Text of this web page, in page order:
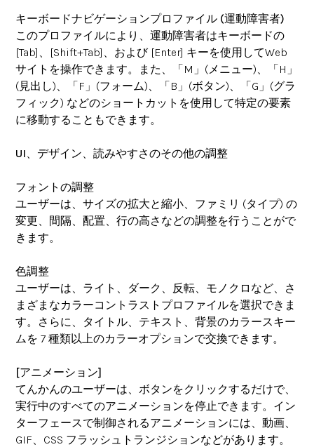
キーボードナビゲーションプロファイル (運動障害者)
このプロファイルにより、運動障害者はキーボードの
[Tab]、[Shift+Tab]、および [Enter] キーを使用してWeb
サイトを操作できます。また、「M」(メニュー)、「H」
(見出し)、「F」(フォーム)、「B」(ボタン)、「G」(グラ
フィック) などのショートカットを使用して特定の要素
に移動することもできます。
UI、デザイン、読みやすさのその他の調整
フォントの調整
ユーザーは、サイズの拡大と縮小、ファミリ (タイプ) の
変更、間隔、配置、行の高さなどの調整を行うことがで
きます。
色調整
ユーザーは、ライト、ダーク、反転、モノクロなど、さ
まざまなカラーコントラストプロファイルを選択できま
す。さらに、タイトル、テキスト、背景のカラースキー
ムを 7 種類以上のカラーオプションで交換できます。
[アニメーション]
てんかんのユーザーは、ボタンをクリックするだけで、
実行中のすべてのアニメーションを停止できます。イン
ターフェースで制御されるアニメーションには、動画、
GIF、CSS フラッシュトランジションなどがあります。